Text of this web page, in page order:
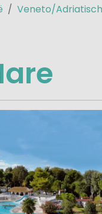
Veneto/